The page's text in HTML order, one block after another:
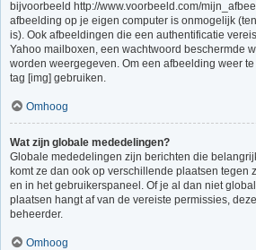
bijvoorbeeld http://www.voorbeeld.com/
afbeelding op je eigen computer is onmogelijk
is). Ook afbeeldingen die een authentificatie
Yahoo mailboxen, een wachtwoord beschermde
worden weergegeven. Om een afbeelding weer
tag [img] gebruiken.
Omhoog
Wat zijn globale mededelingen?
Globale mededelingen zijn berichten die
komt ze dan ook op verschillende plaatsen tegen
en in het gebruikerspaneel. Of je al dan niet
plaatsen hangt af van de vereiste permissies,
beheerder.
Omhoog